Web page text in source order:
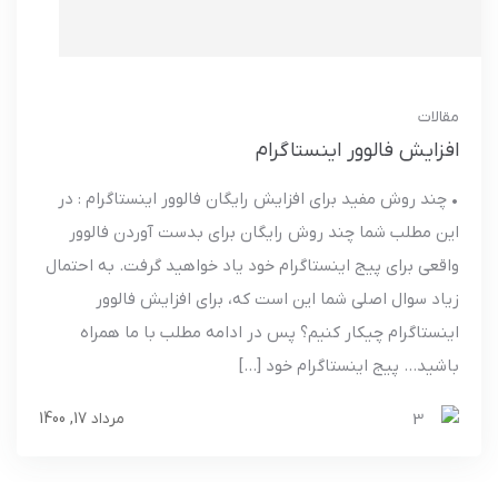
مقالات
افزایش فالوور اینستاگرام
• چند روش مفید برای افزایش رایگان فالوور اینستاگرام : در
این مطلب شما چند روش رایگان برای بدست آوردن فالوور
واقعی برای پیج اینستاگرام خود یاد خواهید گرفت. به احتمال
زیاد سوال اصلی شما این است که، برای افزایش فالوور
اینستاگرام چیکار کنیم؟ پس در ادامه مطلب با ما همراه
باشید… پیج اینستاگرام خود […]
مرداد 17, 1400 3